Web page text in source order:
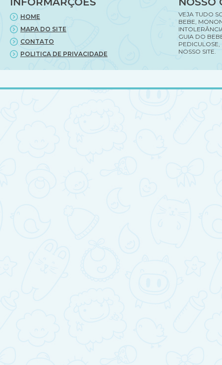
HOME
MAPA DO SITE
CONTATO
POLITICA DE PRIVACIDADE
VEJA TUDO
BEBE,
GUIA DO
PEDICULOSE,
NOSSO SITE.